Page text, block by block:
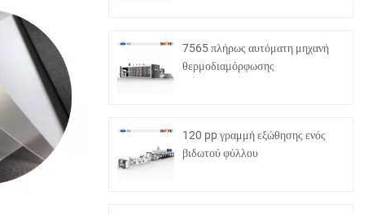
7565 πλήρως αυτόματη μηχανή
θερμοδιαμόρφωσης
120 pp γραμμή εξώθησης ενός
βιδωτού φύλλου